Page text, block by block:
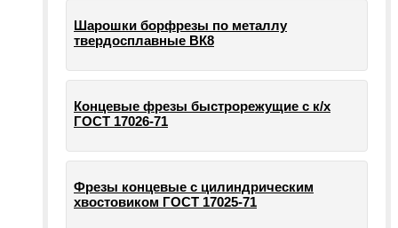
Шарошки борфрезы по металлу
твердосплавные ВК8
Концевые фрезы быстрорежущие с к/х
ГОСТ 17026-71
Фрезы концевые с цилиндрическим
хвостовиком ГОСТ 17025-71